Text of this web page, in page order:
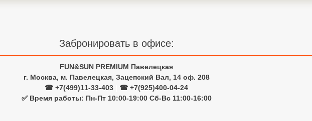
Забронировать в офисе:
FUN&SUN PREMIUM Павелецкая
г. Москва, м. Павелецкая, Зацепский Вал, 14 оф. 208
☎ +7(499)11-33-403
☎ +7(925)400-04-24
✅ Время работы: Пн-Пт 10:00-19:00 Сб-Вс 11:00-16:00